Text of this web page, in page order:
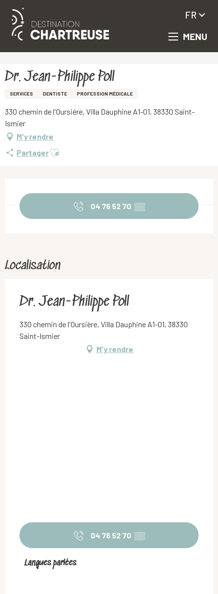
Aller
principal
MENU
FR
Dr. Jean-Philippe Poll
SERVICES DENTISTE PROFESSION MÉDICALE
330 chemin de l'Oursière, Villa Dauphine A1-01, 38330 Saint-
Ismier
M'y rendre
PartagerAjouter aux favoris
04 76 52 70 ▒▒
Localisation
Dr. Jean-Philippe Poll
330 chemin de l'Oursière, Villa Dauphine A1-01, 38330
Saint-Ismier
M'y rendre
04 76 52 70 ▒▒
Langues parlées
Langues parlées